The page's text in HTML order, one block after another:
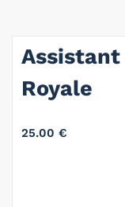
Royale
25.00 €